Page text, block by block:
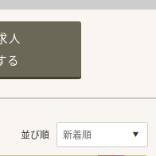
人
る
並び順